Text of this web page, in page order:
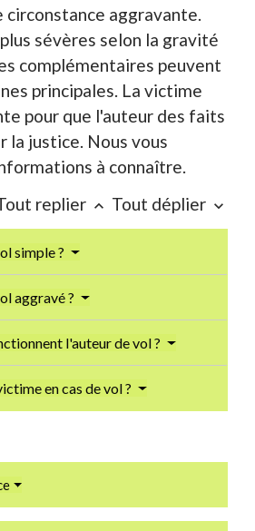
circonstance aggravante.
sévères selon la gravité
complémentaires peuvent
principales. La victime
pour que l'auteur des faits
la justice. Nous vous
à connaître.
replier keyboard_arrow_up Tout déplier keyboard_arrow_down
simple ?
aggravé ?
l'auteur de vol ?
en cas de vol ?